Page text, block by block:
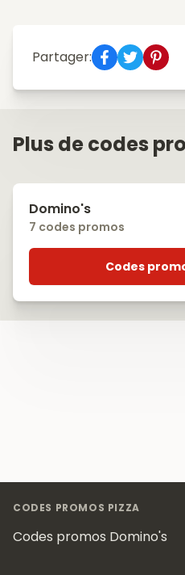
Partager:
Plus de codes
Domino's
7 codes promos
Codes
CODES PROMOS PIZZA
Codes promos Domino's